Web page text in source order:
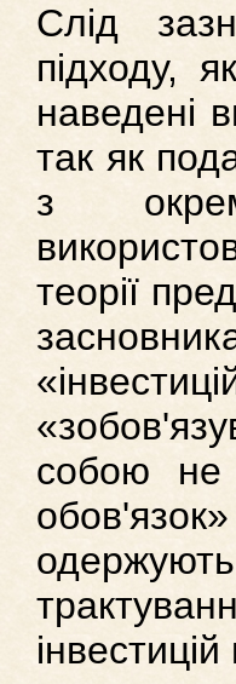
Слід
підходу,
наведені
так як
з
теорії
собою не